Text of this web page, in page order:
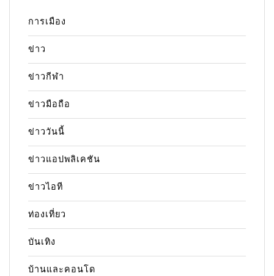
การเมือง
ข่าว
ข่าวกีฬา
ข่าวมือถือ
ข่าววันนี้
ข่าวแอปพลิเคชัน
ข่าวไอที
ท่องเที่ยว
บันเทิง
บ้านและคอนโด